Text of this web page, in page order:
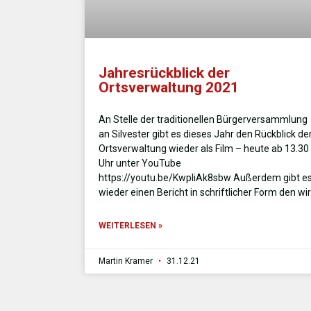
Jahresrückblick der
Ortsverwaltung 2021
An Stelle der traditionellen Bürgerversammlung
an Silvester gibt es dieses Jahr den Rückblick
Ortsverwaltung wieder als Film – heute ab 13.30
Uhr unter YouTube
https://youtu.be/KwpliAk8sbw Außerdem gibt
wieder einen Bericht in schriftlicher Form den wir
WEITERLESEN »
Martin Kramer 31.12.21